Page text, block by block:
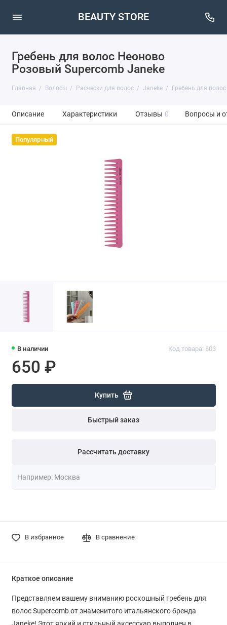
BEAUTY STORE
Гребень для волос Неоново
Розовый Supercomb Janeke
Главная Волосы Расчески для волос Janeke Гребень для
Описание Характеристики Отзывы 0 Вопросы и
Популярный
В наличии Код товара: 803
650 ₽
Купить
Быстрый заказ
Рассчитать доставку
В избранное В сравнение
Краткое описание
Представляем вашему вниманию роскошный гребень для
волос Supercomb от знаменитого итальянского бренда